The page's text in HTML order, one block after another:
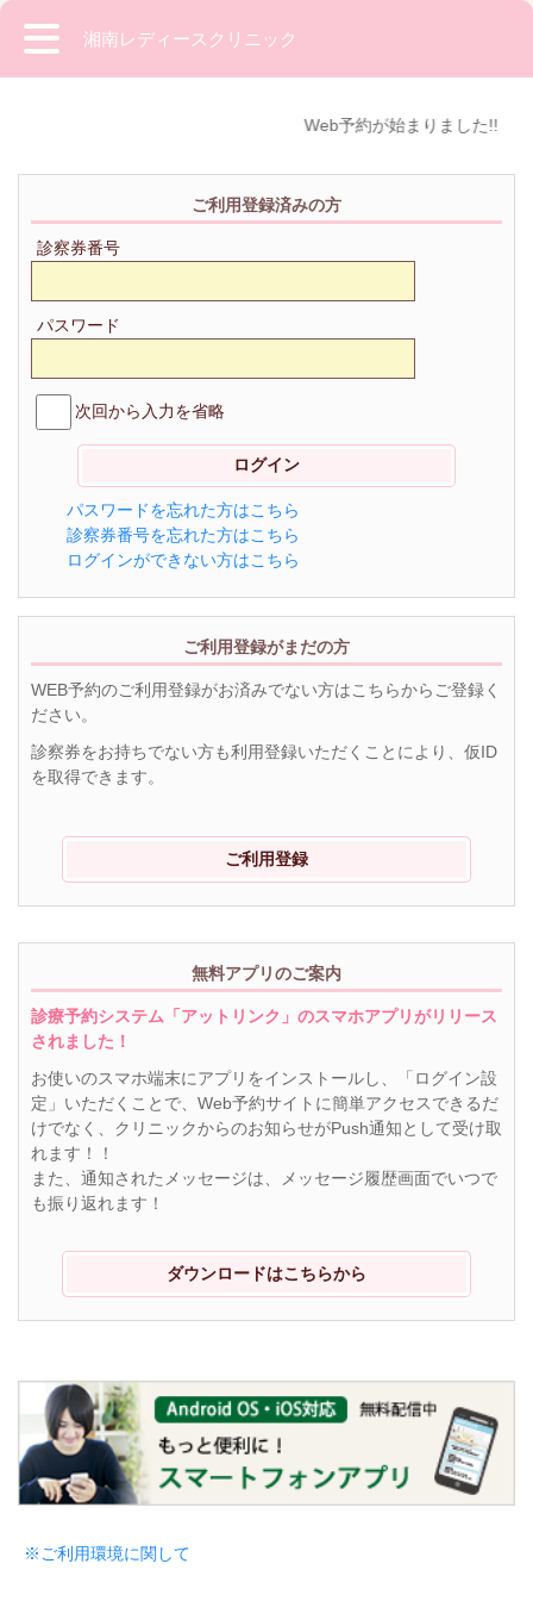
湘南レディースクリニック
Web予約が始まりました!!
ご利用登録済みの方
診察券番号
パスワード
次回から入力を省略
パスワードを忘れた方はこちら
診察券番号を忘れた方はこちら
ログインができない方はこちら
ご利用登録がまだの方
WEB予約のご利用登録がお済みでない方はこちらからご登録く
ださい。
診察券をお持ちでない方も利用登録いただくことにより、仮ID
を取得できます。
ご利用登録
無料アプリのご案内
診療予約システム「アットリンク」のスマホアプリがリリース
されました！
お使いのスマホ端末にアプリをインストールし、「ログイン設
定」いただくことで、Web予約サイトに簡単アクセスできるだ
けでなく、クリニックからのお知らせがPush通知として受け取
れます！！
また、通知されたメッセージは、メッセージ履歴画面でいつで
も振り返れます！
ダウンロードはこちらから
※ご利用環境に関して